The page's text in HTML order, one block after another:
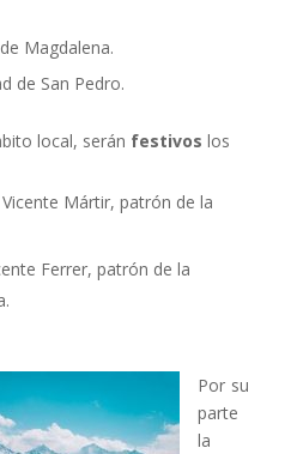
Magdalena.
de San Pedro.
local, serán festivos los
Mártir, patrón de la
Ferrer, patrón de la
Por su
parte
la